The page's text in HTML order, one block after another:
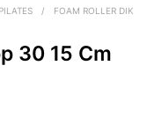
/
FOAM ROLLER DIK
30 15 Cm